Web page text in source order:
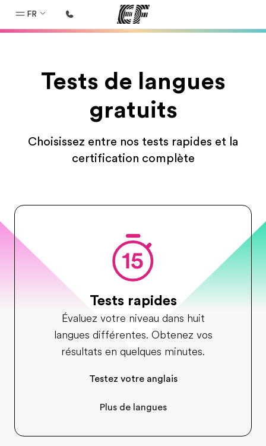
FR
Bienvenue chez EF
Bureaux
Qui sommes-nous ?
EF recrute
Rejoignez nos équipes
Tests de langues
gratuits
Choisissez entre nos tests rapides et la
certification complète
Tests rapides
Évaluez votre niveau dans huit
langues différentes. Obtenez vos
résultats en quelques minutes.
Testez votre anglais
Plus de langues